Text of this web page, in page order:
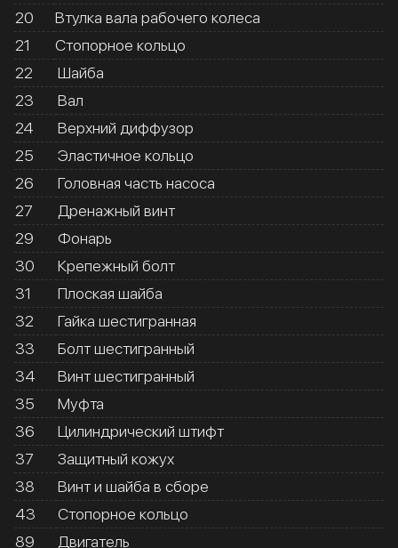
20
Втулка вала рабочего колеса
21
Стопорное кольцо
22
Шайба
23
Вал
24
Верхний диффузор
25
Эластичное кольцо
26
Головная часть насоса
27
Дренажный винт
29
Фонарь
30
Крепежный болт
31
Плоская шайба
32
Гайка шестигранная
33
Болт шестигранный
34
Винт шестигранный
35
Муфта
36
Цилиндрический штифт
37
Защитный кожух
38
Винт и шайба в сборе
43
Стопорное кольцо
89
Двигатель